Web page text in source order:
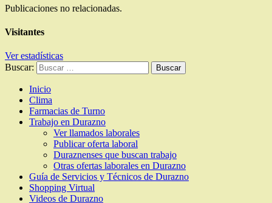
Publicaciones no relacionadas.
Visitantes
Ver estadísticas
Buscar:
Inicio
Clima
Farmacias de Turno
Trabajo en Durazno
Ver llamados laborales
Publicar oferta laboral
Duraznenses que buscan trabajo
Otras ofertas laborales en Durazno
Guía de Servicios y Técnicos de Durazno
Shopping Virtual
Videos de Durazno